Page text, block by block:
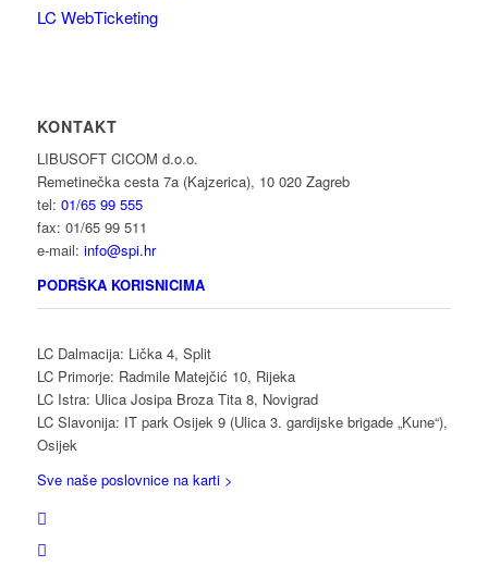
LC WebTicketing
KONTAKT
LIBUSOFT CICOM d.o.o.
Remetinečka cesta 7a (Kajzerica), 10 020 Zagreb
tel: 01/65 99 555
fax: 01/65 99 511
e-mail: info@spi.hr
PODRŠKA KORISNICIMA
LC Dalmacija: Lička 4, Split
LC Primorje: Radmile Matejčić 10, Rijeka
LC Istra: Ulica Josipa Broza Tita 8, Novigrad
LC Slavonija: IT park Osijek 9 (Ulica 3. gardijske brigade „Kune“),
Osijek
Sve naše poslovnice na karti >